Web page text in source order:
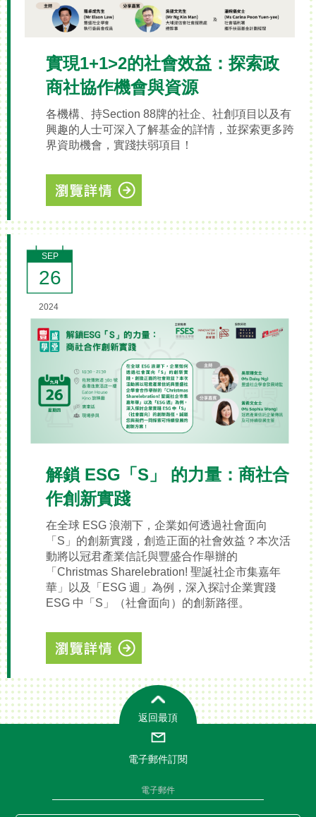
實現1+1>2的社會效益：探索政
商社協作機會與資源
各機構、持Section 88牌的社企、社創項目以及有
興趣的人士可深入了解基金的詳情，並探索更多跨
界資助機會，實踐扶弱項目！
SEP
26
2024
解鎖 ESG「S」 的力量：商社合
作創新實踐
在全球 ESG 浪潮下，企業如何透過社會面向
「S」的創新實踐，創造正面的社會效益？本次活
動將以冠君產業信託與豐盛合作舉辦的
「Christmas Sharelebration! 聖誕社企市集嘉年
華」以及「ESG 週」為例，深入探討企業實踐
ESG 中「S」（社會面向）的創新路徑。
返回最頂
電子郵件訂閱